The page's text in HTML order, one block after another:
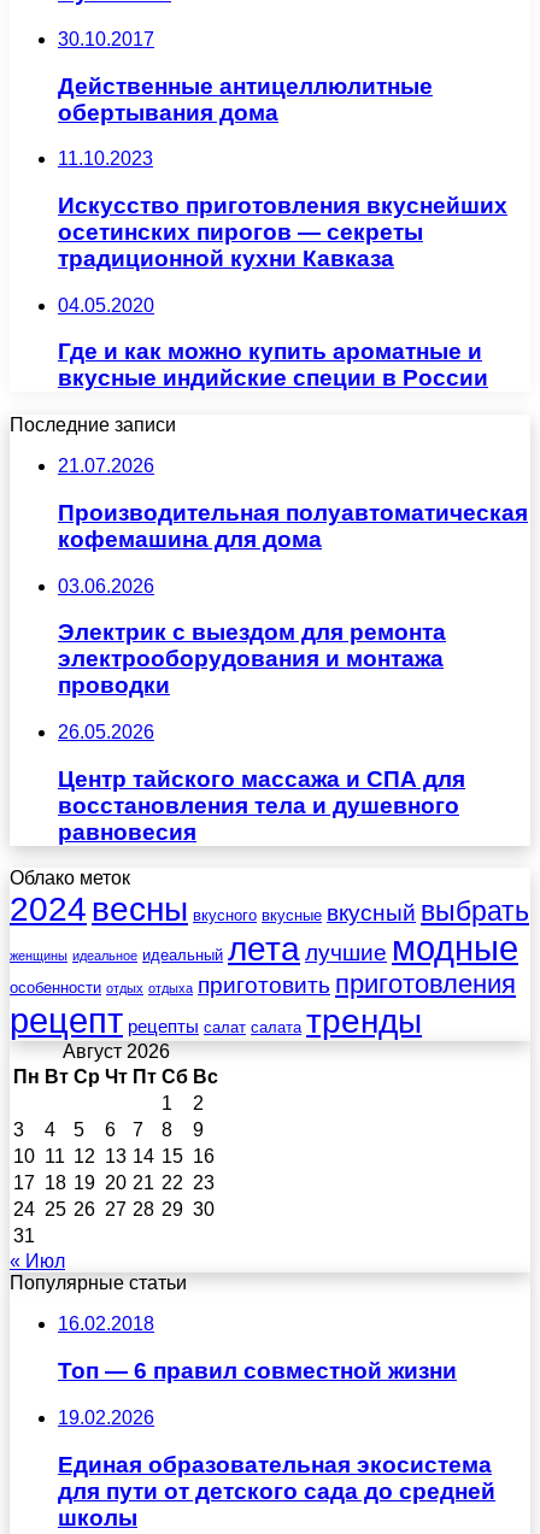
30.10.2017
Действенные антицеллюлитные
обертывания дома
11.10.2023
Искусство приготовления вкуснейших
осетинских пирогов — секреты
традиционной кухни Кавказа
04.05.2020
Где и как можно купить ароматные и
вкусные индийские специи в России
Последние записи
21.07.2026
Производительная полуавтоматическая
кофемашина для дома
03.06.2026
Электрик с выездом для ремонта
электрооборудования и монтажа
проводки
26.05.2026
Центр тайского массажа и СПА для
восстановления тела и душевного
равновесия
Облако меток
2024 весны вкусного вкусные вкусный выбрать
женщины идеальное идеальный леталучшие модные
особенности отдых отдыха приготовить приготовления
рецепт рецепты салат салата тренды
Август 2026
Пн Вт Ср Чт Пт Сб Вс
1
2
3
4 5 6 7 8
9
10 11 12 13 14 15 16
17 18 19 20 21 22 23
24 25 26 27 28 29 30
31
« Июл
Популярные статьи
16.02.2018
Топ — 6 правил совместной жизни
19.02.2026
Единая образовательная экосистема
для пути от детского сада до средней
школы